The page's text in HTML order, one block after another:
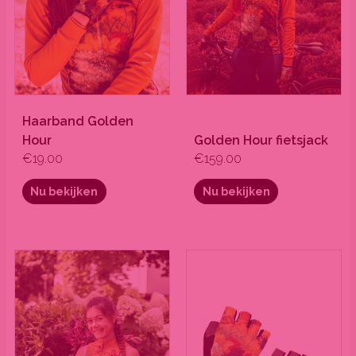
Haarband Golden
Hour
€19.00
Nu bekijken
gekozen
worden
op
de
productpagina
Golden Hour fietsjack
€159.00
Nu bekijken
gekozen
worden
op
de
productpagina
Dit
product
heeft
meerdere
variaties.
Deze
meerdere
variaties.
Deze